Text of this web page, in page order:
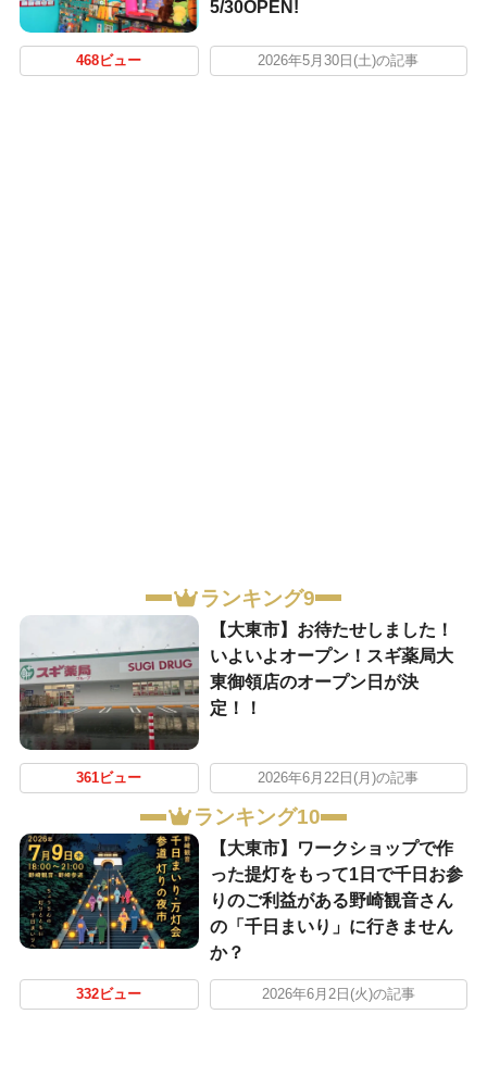
5/30OPEN!
468ビュー 2026年5月30日(土)の記事
ランキング9
【大東市】お待たせしました！
いよいよオープン！スギ薬局大
東御領店のオープン日が決
定！！
361ビュー 2026年6月22日(月)の記事
ランキング10
【大東市】ワークショップで作
った提灯をもって1日で千日お参
りのご利益がある野崎観音さん
の「千日まいり」に行きません
か？
332ビュー 2026年6月2日(火)の記事